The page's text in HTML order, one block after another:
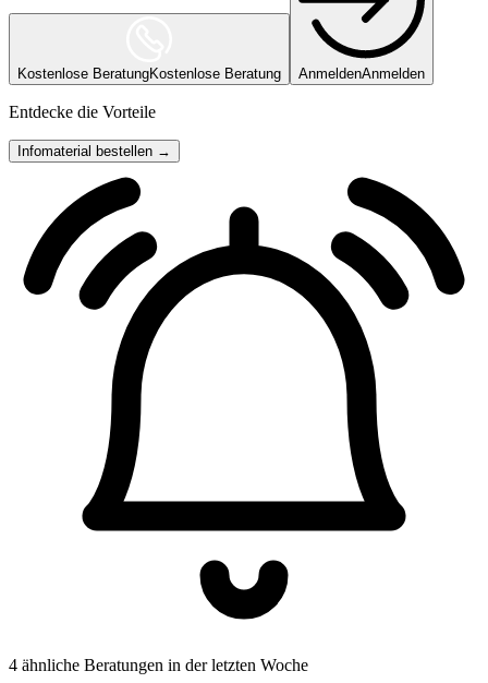
Kostenlose BeratungKostenlose Beratung AnmeldenAnmelden
Entdecke die Vorteile
Infomaterial bestellen →
4 ähnliche Beratungen in der letzten Woche